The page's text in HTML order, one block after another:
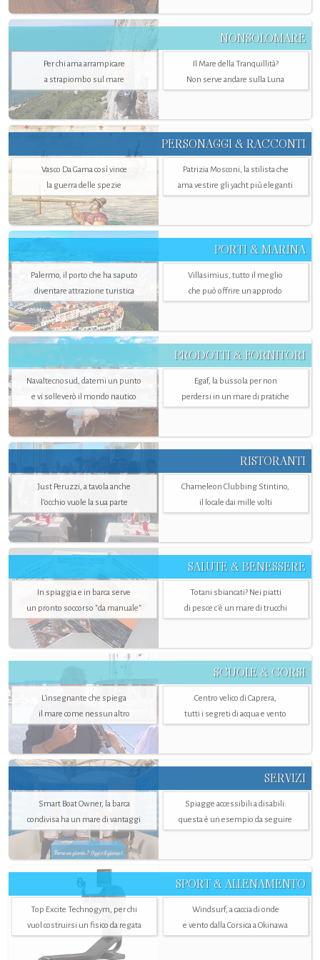
NONSOLOMARE
Per chi ama arrampicare
a strapiombo sul mare
Il Mare della Tranquillità?
Non serve andare sulla Luna
PERSONAGGI & RACCONTI
Vasco Da Gama così vince
la guerra delle spezie
Patrizia Mosconi, la stilista che
ama vestire gli yacht più eleganti
PORTI & MARINA
Palermo, il porto che ha saputo
diventare attrazione turistica
Villasimius, tutto il meglio
che può offrire un approdo
PRODOTTI & FORNITORI
Navaltecnosud, datemi un punto
e vi solleverò il mondo nautico
Egaf, la bussola per non
perdersi in un mare di pratiche
RISTORANTI
Just Peruzzi, a tavola anche
l’occhio vuole la sua parte
Chameleon Clubbing Stintino,
il locale dai mille volti
SALUTE & BENESSERE
In spiaggia e in barca serve
un pronto soccorso "da manuale"
Totani sbiancati? Nei piatti
di pesce c'è un mare di trucchi
SCUOLE & CORSI
L'insegnante che spiega
il mare come nessun altro
Centro velico di Caprera,
tutti i segreti di acqua e vento
SERVIZI
Smart Boat Owner, la barca
condivisa ha un mare di vantaggi
Spiagge accessibili a disabili:
questa è un esempio da seguire
SPORT & ALLENAMENTO
Top Excite Technogym, per chi
vuol costruirsi un fisico da regata
Windsurf, a caccia di onde
e vento dalla Corsica a Okinawa